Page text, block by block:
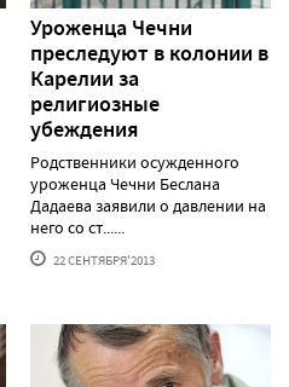
Уроженца Чечни
преследуют в колонии в
Карелии за
религиозные
убеждения
Родственники осужденного
уроженца Чечни Беслана
Дадаева заявили о давлении на
него со ст......
22 СЕНТЯБРЯ'2013